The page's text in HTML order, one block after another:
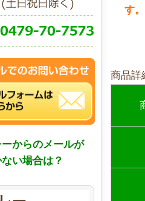
ーからのメールが
い場合は？
す。
商品詳